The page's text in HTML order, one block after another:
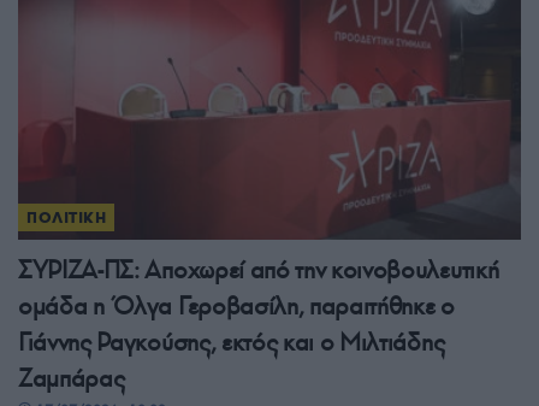
ΠΟΛΙΤΙΚΗ
ΣΥΡΙΖΑ-ΠΣ: Αποχωρεί από την κοινοβουλευτική
ομάδα η Όλγα Γεροβασίλη, παραιτήθηκε ο
Γιάννης Ραγκούσης, εκτός και ο Μιλτιάδης
Ζαμπάρας